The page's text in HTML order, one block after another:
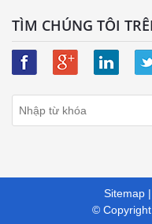
TÌM CHÚNG TÔI
Sitemap |
©